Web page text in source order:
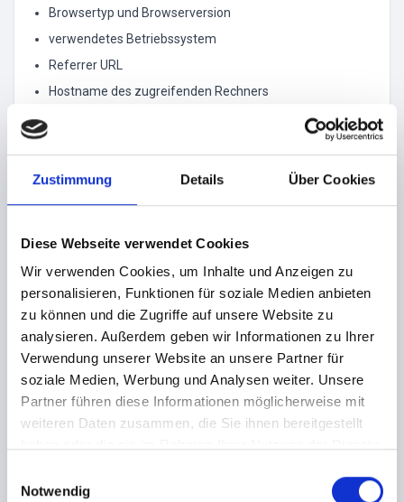
Zustimmung Details Über Cookies
Diese Webseite verwendet Cookies
Wir verwenden Cookies, um Inhalte und Anzeigen zu
personalisieren, Funktionen für soziale Medien anbieten
zu können und die Zugriffe auf unsere Website zu
analysieren. Außerdem geben wir Informationen zu Ihrer
Verwendung unserer Website an unsere Partner für
soziale Medien, Werbung und Analysen weiter. Unsere
Partner führen diese Informationen möglicherweise mit
weiteren Daten zusammen, die Sie ihnen bereitgestellt
Notwendig
Browsertyp und Browserversion
verwendetes Betriebssystem
Referrer URL
Hostname des zugreifenden Rechners
Eine Zusammenführung dieser Daten mit anderen
Abs. 1 lit. f DSGVO. Der Websitebetreiber hat ein
berechtigtes Interesse an der technisch fehlerfreien
Darstellung und der Optimierung seiner Website – hierzu
müssen die Server-Log-Files erfasst werden.
C) KONTAKTFORMULAR
Wenn Sie uns per Kontaktformular Anfragen zukommen
lassen, werden Ihre Angaben aus dem Anfrageformular
inklusive der von Ihnen dort angegebenen Kontaktdaten
wir nicht ohne Ihre Einwilligung weiter.